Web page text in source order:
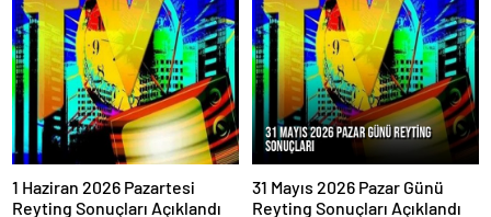
1 Haziran 2026 Pazartesi
Reyting Sonuçları Açıklandı
31 Mayıs 2026 Pazar Günü
Reyting Sonuçları Açıklandı